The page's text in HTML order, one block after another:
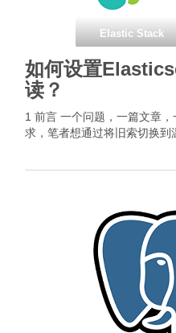
Elastic Stack
如何设置
读？
1 前言 一个问题，一篇文章
求，笔者想通过将旧索切换到